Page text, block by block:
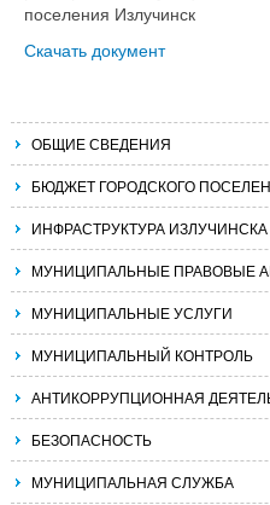
поселения Излучинск
Скачать документ
ОБЩИЕ СВЕДЕНИЯ
БЮДЖЕТ ГОРОДСКОГО
ИНФРАСТРУКТУРА ИЗЛУЧИНСКА
МУНИЦИПАЛЬНЫЕ ПРАВОВЫЕ
МУНИЦИПАЛЬНЫЕ УСЛУГИ
МУНИЦИПАЛЬНЫЙ КОНТРОЛЬ
АНТИКОРРУПЦИОННАЯ
БЕЗОПАСНОСТЬ
МУНИЦИПАЛЬНАЯ СЛУЖБА